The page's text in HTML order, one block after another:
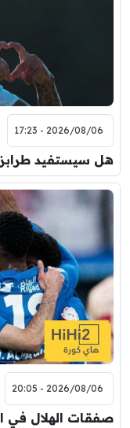
2026/08/06 - 17:23
هل سيستفيد
2026/08/06 - 20:05